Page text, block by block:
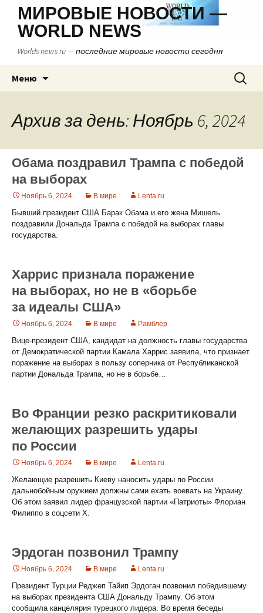
МИРОВЫЕ НОВОСТИ —
WORLD NEWS
Worlds news ru — последние мировые новости сегодня
Меню
содержимому
Найти:
Архив за день: Ноябрь 6, 2024
Обама поздравил Трампа с победой
на выборах
Ноябрь 6, 2024 В мире Lenta.ru
Бывший президент США Барак Обама и его жена Мишель
поздравили Дональда Трампа с победой на выборах главы
государства.
Харрис признала поражение
на выборах, но не в «борьбе
за идеалы США»
Ноябрь 6, 2024 В мире Рамблер
Вице-президент США, кандидат на должность главы государства
от Демократической партии Камала Харрис заявила, что признает
поражение на выборах в пользу соперника от Республиканской
партии Дональда Трампа, но не в борьбе…
Во Франции резко раскритиковали
желающих разрешить удары
по России
Ноябрь 6, 2024 В мире Lenta.ru
Желающие разрешить Киеву наносить удары по России
дальнобойным оружием должны сами ехать воевать на Украину.
Об этом заявил лидер французской партии «Патриоты» Флориан
Филиппо в соцсети X.
Эрдоган позвонил Трампу
Ноябрь 6, 2024 В мире Lenta.ru
Президент Турции Реджеп Тайип Эрдоган позвонил победившему
на выборах президента США Дональду Трампу. Об этом
сообщила канцелярия турецкого лидера. Во время беседы